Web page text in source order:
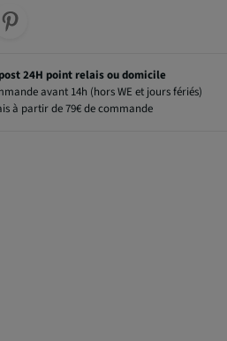
24H point relais ou domicile
avant 14h (hors WE et jours fériés)
à partir de 79€ de commande